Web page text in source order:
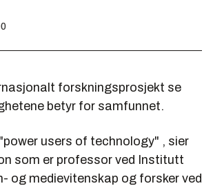
forskningsprosjekt se
betyr for samfunnet.
users of technology" , sier
som er professor ved Institutt
og medievitenskap og forsker ved